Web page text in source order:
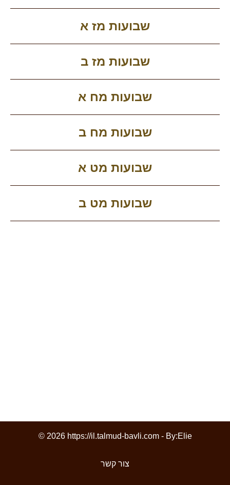
שבועות מז א
שבועות מז ב
שבועות מח א
שבועות מח ב
שבועות מט א
שבועות מט ב
© 2026 https://il.talmud-bavli.com - By:Elie
צור קשר